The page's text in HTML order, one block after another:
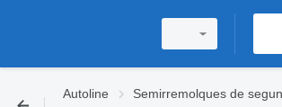
Autoline Semirremolques de